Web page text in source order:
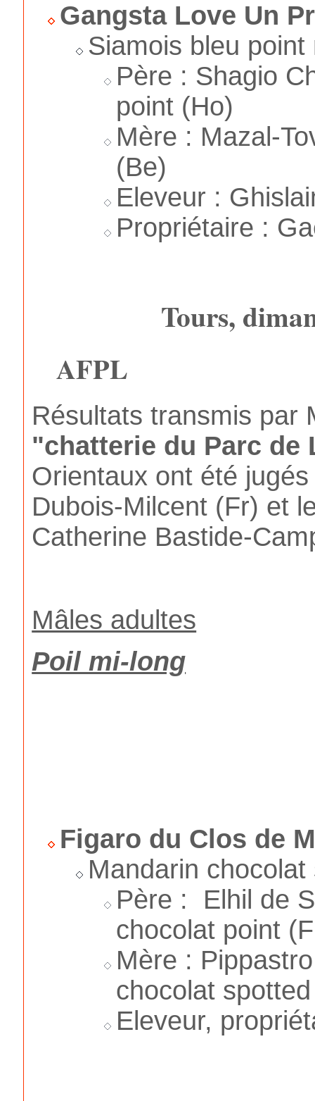
Gangsta Love Un
Siamois bleu
Père : Shagio
point (Ho)
Mère : Mazal-
(Be)
Eleveur :
Propriétaire :
Tours,
AFPL
Résultats transmis par
"chatterie du Parc de
Orientaux ont été
Dubois-Milcent (Fr) et
Catherine Bastide-
Mâles adultes
Poil mi-long
Figaro du Clos de
Mandarin
Père : Elhil de
chocolat point
Mère :
chocolat
Eleveur,